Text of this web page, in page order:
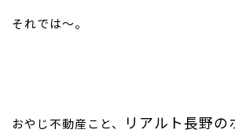
それでは～。
おやじ不動産こと、 リアルト長野の